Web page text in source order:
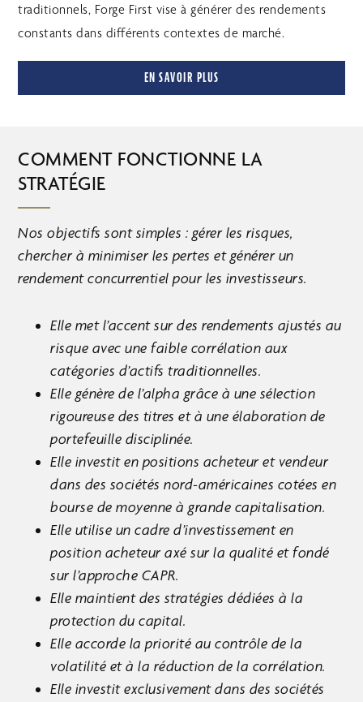
traditionnels, Forge First vise à générer des rendements
constants dans différents contextes de marché.
EN SAVOIR PLUS
COMMENT FONCTIONNE LA
STRATÉGIE
Nos objectifs sont simples : gérer les risques,
chercher à minimiser les pertes et générer un
rendement concurrentiel pour les investisseurs.
Elle met l’accent sur des rendements ajustés au
risque avec une faible corrélation aux
catégories d’actifs traditionnelles.
Elle génère de l’alpha grâce à une sélection
rigoureuse des titres et à une élaboration de
portefeuille disciplinée.
Elle investit en positions acheteur et vendeur
dans des sociétés nord-américaines cotées en
bourse de moyenne à grande capitalisation.
Elle utilise un cadre d’investissement en
position acheteur axé sur la qualité et fondé
sur l’approche CAPR.
Elle maintient des stratégies dédiées à la
protection du capital.
Elle accorde la priorité au contrôle de la
volatilité et à la réduction de la corrélation.
Elle investit exclusivement dans des sociétés